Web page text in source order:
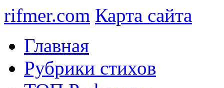
rifmer.com Карта сайта
Главная
Рубрики стихов